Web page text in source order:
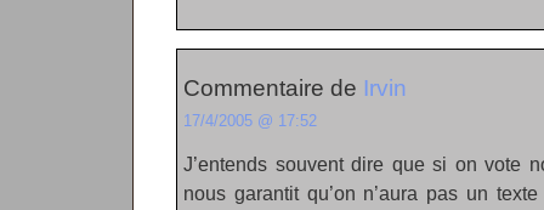
Commentaire de Irvin
17/4/2005 @ 17:52
J’entends souvent dire que si on vote
nous garantit qu’on n’aura pas un